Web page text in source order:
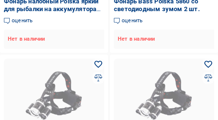
для рыбалки на аккумуляторах
5 LED
оценить
Нет в наличии
светодиодным зумом 2 шт.
оценить
Нет в наличии